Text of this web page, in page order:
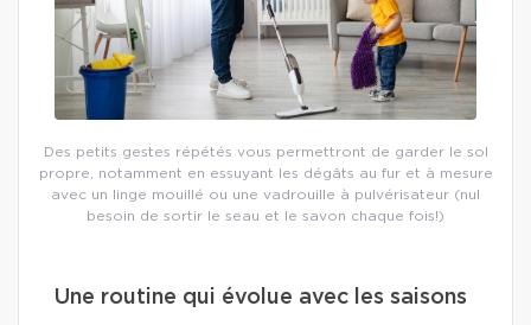
Des petits gestes répétés vous permettront de garder le sol
propre, notamment en essuyant les dégâts au fur et à mesure
avec un linge mouillé ou une vadrouille à pulvérisateur (nul
besoin de sortir le seau et le savon chaque fois!)
Une routine qui évolue avec les saisons